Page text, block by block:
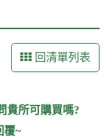
回清單列表
貴所可購買嗎?
覆~